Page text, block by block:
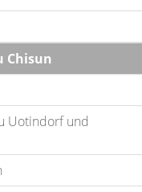
Chisun
Uotindorf und